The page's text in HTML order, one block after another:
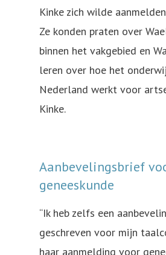
Kinke zich wilde
Ze konden praten over
binnen het vakgebied en
leren over hoe het
Nederland werkt voor
Kinke.
Aanbevelingsbrief
geneeskunde
“Ik heb zelfs een
geschreven voor mijn
haar aanmelding voor